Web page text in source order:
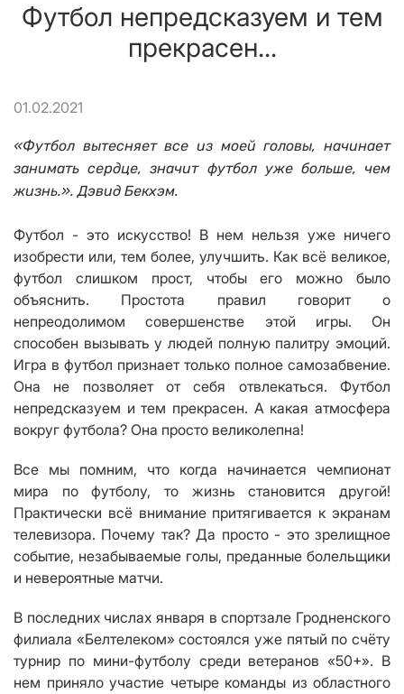
Футбол непредсказуем и тем
прекрасен...
01.02.2021
«Футбол вытесняет все из моей головы, начинает
занимать сердце, значит футбол уже больше, чем
жизнь.».Дэвид Бекхэм.
Футбол - это искусство! В нем нельзя уже ничего
изобрести или, тем более, улучшить. Как всё великое,
футбол слишком прост, чтобы его можно было
объяснить. Простота правил говорит о
непреодолимом совершенстве этой игры. Он
способен вызывать у людей полную палитру эмоций.
Игра в футбол признает только полное самозабвение.
Она не позволяет от себя отвлекаться. Футбол
непредсказуем и тем прекрасен. А какая атмосфера
вокруг футбола? Она просто великолепна!
Все мы помним, что когда начинается чемпионат
мира по футболу, то жизнь становится другой!
Практически всё вниманиепритягивается к экранам
телевизора. Почему так?Да просто - это зрелищное
событие, незабываемые голы, преданные болельщики
и невероятные матчи.
В последних числах января вспортзале Гродненского
филиала «Белтелеком»состоялся уже пятый по счёту
турнир по мини-футболу среди ветеранов«50+». В
нем приняло участие четыре команды из областного